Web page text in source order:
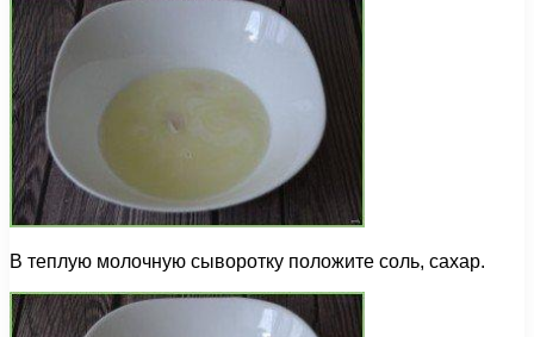
В теплую молочную сыворотку положите соль, сахар.